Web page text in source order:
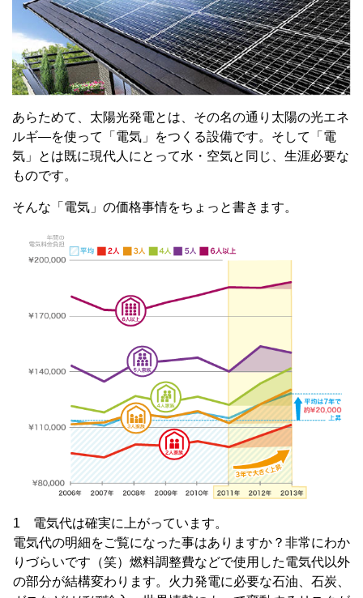
あらためて、太陽光発電とは、その名の通り太陽の光エネ
ルギ―を使って「電気」をつくる設備です。そして「電
気」とは既に現代人にとって水・空気と同じ、生涯必要な
ものです。
そんな「電気」の価格事情をちょっと書きます。
1 電気代は確実に上がっています。
電気代の明細をご覧になった事はありますか？非常にわか
りづらいです（笑）燃料調整費などで使用した電気代以外
の部分が結構変わります。火力発電に必要な石油、石炭、